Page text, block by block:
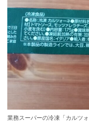
業務スーパーの冷凍「カルツ